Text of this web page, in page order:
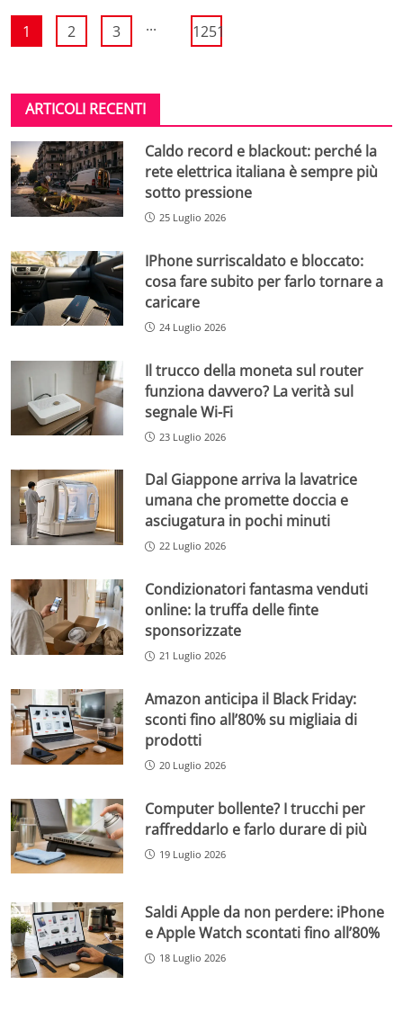
1 2 3 ... 1251
ARTICOLI RECENTI
Caldo record e blackout: perché la
rete elettrica italiana è sempre più
sotto pressione
25 Luglio 2026
IPhone surriscaldato e bloccato:
cosa fare subito per farlo tornare a
caricare
24 Luglio 2026
Il trucco della moneta sul router
funziona davvero? La verità sul
segnale Wi-Fi
23 Luglio 2026
Dal Giappone arriva la lavatrice
umana che promette doccia e
asciugatura in pochi minuti
22 Luglio 2026
Condizionatori fantasma venduti
online: la truffa delle finte
sponsorizzate
21 Luglio 2026
Amazon anticipa il Black Friday:
sconti fino all’80% su migliaia di
prodotti
20 Luglio 2026
Computer bollente? I trucchi per
raffreddarlo e farlo durare di più
19 Luglio 2026
Saldi Apple da non perdere: iPhone
e Apple Watch scontati fino all’80%
18 Luglio 2026